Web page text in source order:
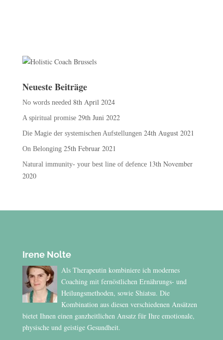
Neueste Beiträge
No words needed 8th April 2024
A spiritual promise 29th Juni 2022
Die Magie der systemischen Aufstellungen 24th August 2021
On Belonging 25th Februar 2021
Natural immunity- your best line of defence 13th November
2020
Irene Nolte
Als Therapeutin kombiniere ich modernes
Coaching mit fernöstlichen Ernährungs- und
Heilungsmethoden, sowie Shiatsu. Die
Kombination aus diesen verschiedenen Ansätzen
bietet Ihnen einen ganzheitlichen Ansatz für Ihre emotionale,
physische und geistige Gesundheit.